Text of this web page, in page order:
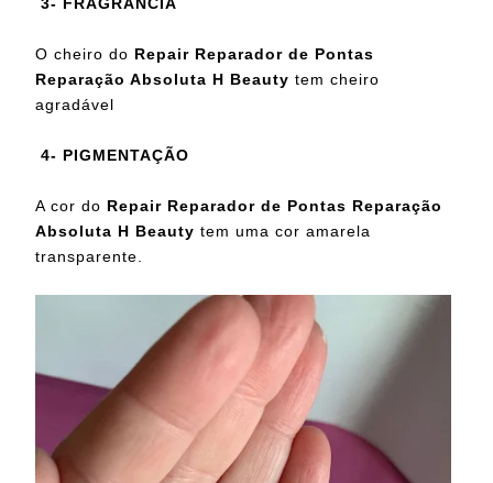
O cheiro do Repair Reparador de Pontas
Reparação Absoluta H Beauty tem cheiro
agradável
4- PIGMENTAÇÃO
A cor do Repair Reparador de Pontas Reparação
Absoluta H Beauty tem uma cor amarela
transparente.